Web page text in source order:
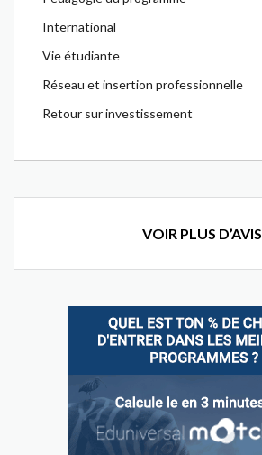
International
Vie étudiante
Réseau et insertion professionnelle
Retour sur investissement
VOIR PLUS D’AVIS